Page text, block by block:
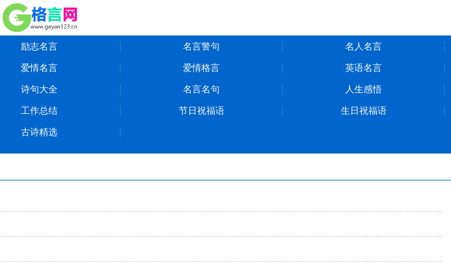
励志名言 名言警句 名人名言
爱情名言 爱情格言 英语名言
诗句大全 名言名句 人生感悟
工作总结 节日祝福语 生日祝福语
古诗精选